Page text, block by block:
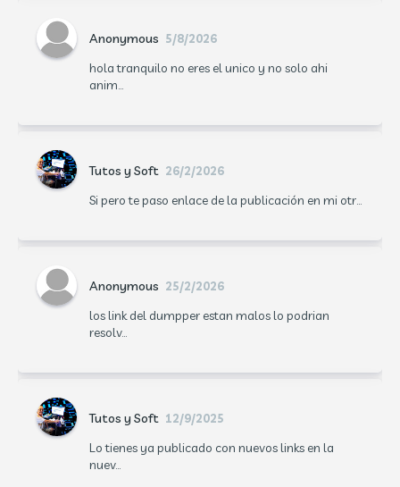
Anonymous 5/8/2026
hola tranquilo no eres el unico y no solo ahi
anim...
Tutos y Soft 26/2/2026
Si pero te paso enlace de la publicación en mi otr...
Anonymous 25/2/2026
los link del dumpper estan malos lo podrian
resolv...
Tutos y Soft 12/9/2025
Lo tienes ya publicado con nuevos links en la
nuev...